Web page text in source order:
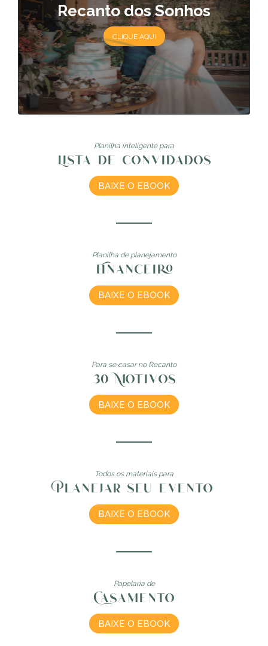
Recanto dos Sonhos
CLIQUE AQUI
Planilha inteligente para
Lista de convidados
BAIXE O EBOOK
Planilha de planejamento
Financeiro
BAIXE O EBOOK
Para se casar no Recanto
30 Motivos
BAIXE O EBOOK
Todos os materiais para
Planejar seu evento
BAIXE O EBOOK
Papelaria de
Casamento
BAIXE O EBOOK